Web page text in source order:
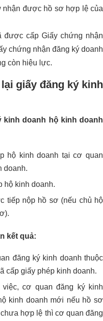
nhận được hồ sơ hợp lệ của
được cấp Giấy chứng nhận
chứng nhận đăng ký doanh
còn hiệu lực.
giấy đăng ký kinh
kinh doanh hộ kinh doanh
hộ kinh doanh tại cơ quan
doanh.
hộ kinh doanh.
tiếp nộp hồ sơ (nếu chủ hộ
kết quả:
đăng ký kinh doanh thuộc
cấp giấy phép kinh doanh.
cơ quan đăng ký kinh
kinh doanh mới nếu hồ sơ
hợp lệ thì cơ quan đăng